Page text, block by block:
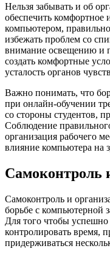
Нельзя забывать и об
обеспечить комфортное
компьютером,
избежать проблем со
внимание освещению и
создать комфортные
усталость органов
Важно понимать, что
при онлайн-обучении
со стороны студентов,
Соблюдение
организация рабочего
влияние компьютера на
Самоконтроль
Самоконтроль и
борьбе с компьютерной
Для того чтобы
контролировать время,
придерживаться